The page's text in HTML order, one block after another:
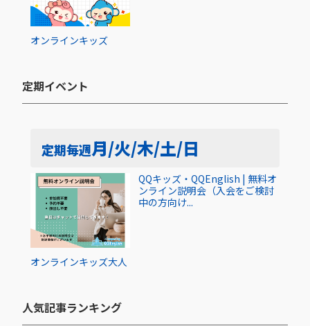
オンラインキッズ
定期イベント​
定期毎週月/火/木/土/日
オンラインキッズ大人
QQキッズ・QQEnglish | 無料オ
ンライン説明会（入会をご検討
中の方向け...
人気記事ランキング​